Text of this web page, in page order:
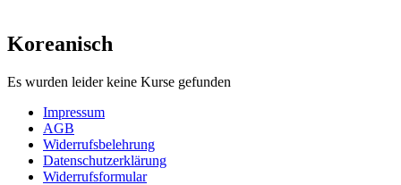
Koreanisch
Es wurden leider keine Kurse gefunden
Impressum
AGB
Widerrufsbelehrung
Datenschutzerklärung
Widerrufsformular